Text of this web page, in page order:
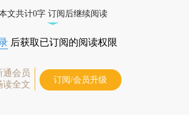
文共计0字 订阅后继续阅读
后获取已订阅的阅读权限
通会员
读全文
订阅/会员升级